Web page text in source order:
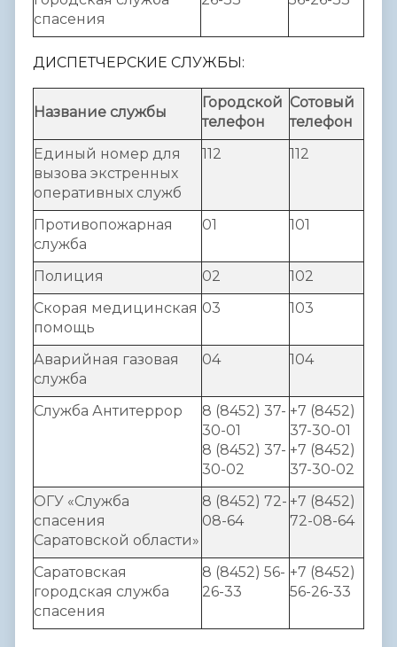
спасения
ДИСПЕТЧЕРСКИЕ СЛУЖБЫ:
Название службы
Городской
телефон
Сотовый
телефон
Единый номер для
вызова экстренных
оперативных служб
112 112
Противопожарная
служба
01 101
Полиция 02
102
Скорая медицинская
помощь
03 103
Аварийная газовая
служба
04 104
Служба Антитеррор
8 (8452) 37-
30-01
8 (8452) 37-
30-02
+7 (8452)
37-30-01
+7 (8452)
37-30-02
ОГУ «Служба
спасения
Саратовской области»
8 (8452) 72-
08-64
+7 (8452)
72-08-64
Саратовская
городская служба
спасения
8 (8452) 56-
26-33
+7 (8452)
56-26-33